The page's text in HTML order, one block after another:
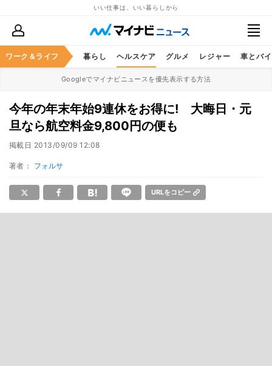
いい仕事は、いい暮らしから
ワーク＆ライフ
ススキル マネー 暮らし ヘルスケア グルメ レジャー 車とバ
Googleでマイナビニュースを優先表示する方法
今年の年末年始9連休をお得に! 大晦日・元
旦なら航空料金9,800円の便も
掲載日 2013/09/09 12:08
著者： フォルサ
URLをコピー